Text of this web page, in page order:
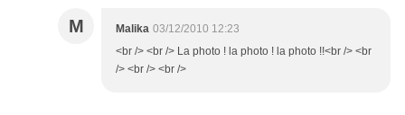
M Malika 03/12/2010 12:23
<br /> <br /> La photo ! la photo ! la photo !!<br /> <br
/> <br /> <br />